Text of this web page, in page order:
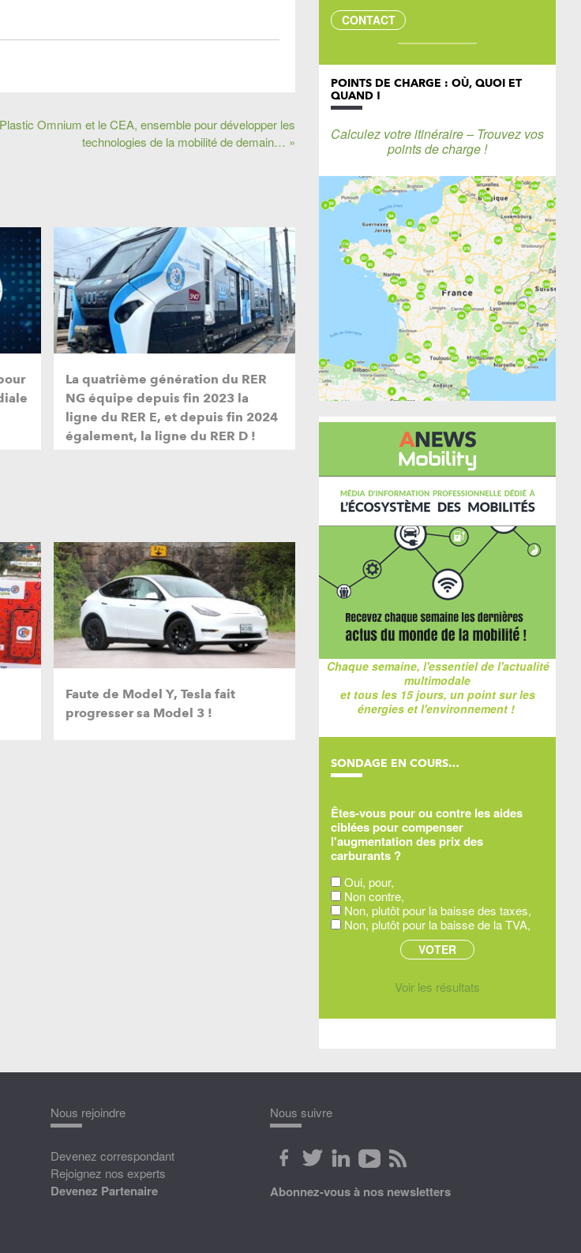
Plastic Omnium et le CEA, ensemble pour développer les
technologies de la mobilité de demain… »
La quatrième génération du RER
NG équipe depuis fin 2023 la
ligne du RER E, et depuis fin 2024
également, la ligne du RER D !
Faute de Model Y, Tesla fait
progresser sa Model 3 !
CONTACT
POINTS DE CHARGE : OÙ, QUOI ET
QUAND !
Calculez votre itinéraire – Trouvez vos
points de charge !
Chaque semaine, l'essentiel de l'actualité
multimodale
et tous les 15 jours, un point sur les
énergies et l'environnement !
SONDAGE EN COURS…
Êtes-vous pour ou contre les aides
ciblées pour compenser
l'augmentation des prix des
carburants ?
Oui, pour,
Non contre,
Non, plutôt pour la baisse des taxes,
Non, plutôt pour la baisse de la TVA,
Voir les résultats
Nous rejoindre
Devenez correspondant
Rejoignez nos experts
Devenez Partenaire
Nous suivre
Abonnez-vous à nos newsletters